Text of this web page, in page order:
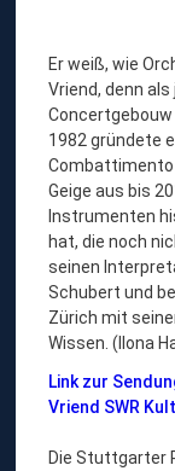
Er weiß, wie
Vriend, denn
1982 gründete
Combattimento
Geige aus bis
Instrumenten
hat, die noch
seinen
Schubert und
Zürich mit
Wissen. (Ilona
Link zur
Vriend SWR
Die Stuttgarter